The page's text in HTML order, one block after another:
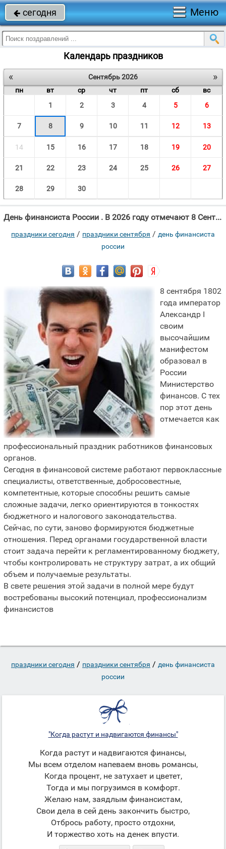
 сегодня Меню
Календарь праздников
« »
Сентябрь 2026
пн
вт ср чт пт сб
вс
1
2 3 4 5 6
7 8 9 10 11 12 13
14 15 16 17 18 19 20
21 22 23 24 25 26 27
28 29 30
День финансиста России . В 2026 году отмечают 8 Сентября.
праздники сегодня / праздники сентября /день финансиста
россии
8 сентября 1802
года император
Александр I
своим
высочайшим
манифестом
образовал в
России
Министерство
финансов. С тех
пор этот день
отмечается как
профессиональный праздник работников финансовых
органов.
Сегодня в финансовой системе работают первоклассные
специалисты, ответственные, добросовестные,
компетентные, которые способны решить самые
сложные задачи, легко ориентируются в тонкостях
бюджетного и налогового законодательства.
Сейчас, по сути, заново формируются бюджетные
отношения. Перед органами государственной власти
стоит задача перейти к регламентированному бюджету,
чтобы контролировать не структуру затрат, а их общий
объем и получаемые результаты.
В свете решения этой задачи в полной мере будут
востребованы высокий потенциал, профессионализм
финансистов
праздники сегодня / праздники сентября / день финансиста
россии
"Когда растут и надвигаются финансы"
Когда растут и надвигаются финансы,
Мы всем отделом напеваем вновь романсы,
Когда процент, не затухает и цветет,
Тогда и мы погрузимся в комфорт.
Желаю нам, заядлым финансистам,
Свои дела в сей день закончить быстро,
Отбрось работу, просто отдохни,
И торжество хоть на денек впусти.